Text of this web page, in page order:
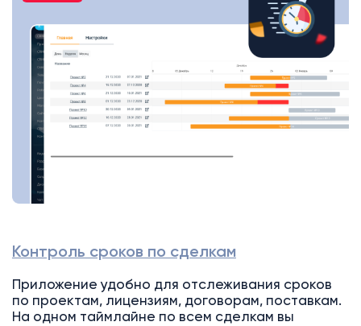
Контроль сроков по сделкам
Приложение удобно для отслеживания сроков
по проектам, лицензиям, договорам, поставкам.
На одном таймлайне по всем сделкам вы